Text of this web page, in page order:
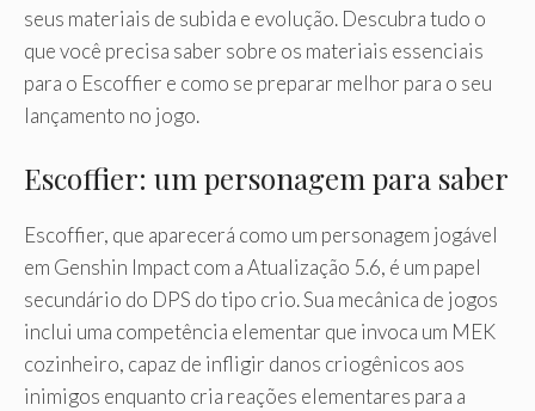
seus materiais de subida e evolução. Descubra tudo o
que você precisa saber sobre os materiais essenciais
para o Escoffier e como se preparar melhor para o seu
lançamento no jogo.
Escoffier: um personagem para saber
Escoffier, que aparecerá como um personagem jogável
em Genshin Impact com a Atualização 5.6, é um papel
secundário do DPS do tipo crio. Sua mecânica de jogos
inclui uma competência elementar que invoca um MEK
cozinheiro, capaz de infligir danos criogênicos aos
inimigos enquanto cria reações elementares para a